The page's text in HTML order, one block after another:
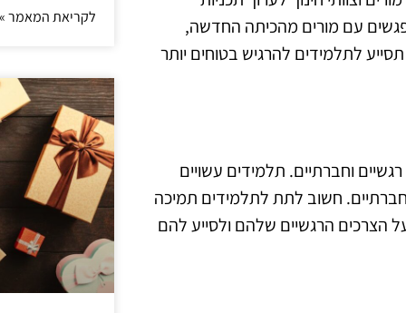
עם מורים מהכיתה החדשה,
לתלמידים להרגיש בטוחים יותר
וחברתיים. תלמידים עשויים
חשוב לתת לתלמידים תמיכה
הצרכים הרגשיים שלהם ולסייע להם
לקריאת המאמר »